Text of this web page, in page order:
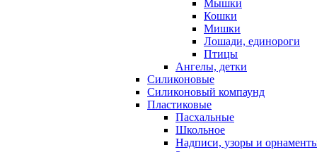
Мышки
Кошки
Мишки
Лошади, единороги
Птицы
Ангелы, детки
Силиконовые
Силиконовый компаунд
Пластиковые
Пасхальные
Школьное
Надписи, узоры и